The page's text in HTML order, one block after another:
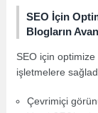
SEO İçin
Blogların
SEO için
işletmelere
Çevrimiçi